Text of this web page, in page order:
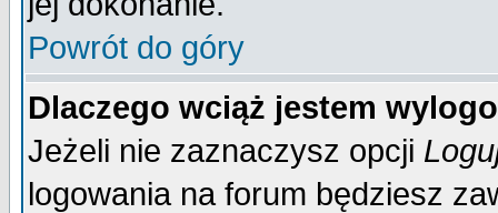
Powrót do góry
Dlaczego wciąż jestem
Jeżeli nie zaznaczysz opcji
logowania na forum będziesz